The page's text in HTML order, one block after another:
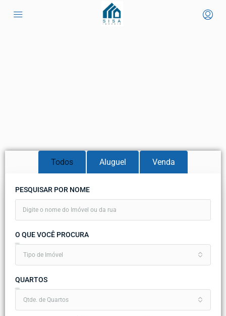
Todos Aluguel Venda
PESQUISAR POR NOME
O QUE VOCÊ PROCURA
Tipo de Imóvel
QUARTOS
Qtde. de Quartos